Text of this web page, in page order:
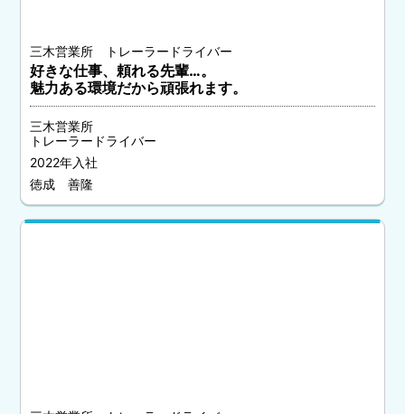
三木営業所 トレーラードライバー
好きな仕事、頼れる先輩…。
魅力ある環境だから頑張れます。
三木営業所
トレーラードライバー
2022年入社
徳成 善隆